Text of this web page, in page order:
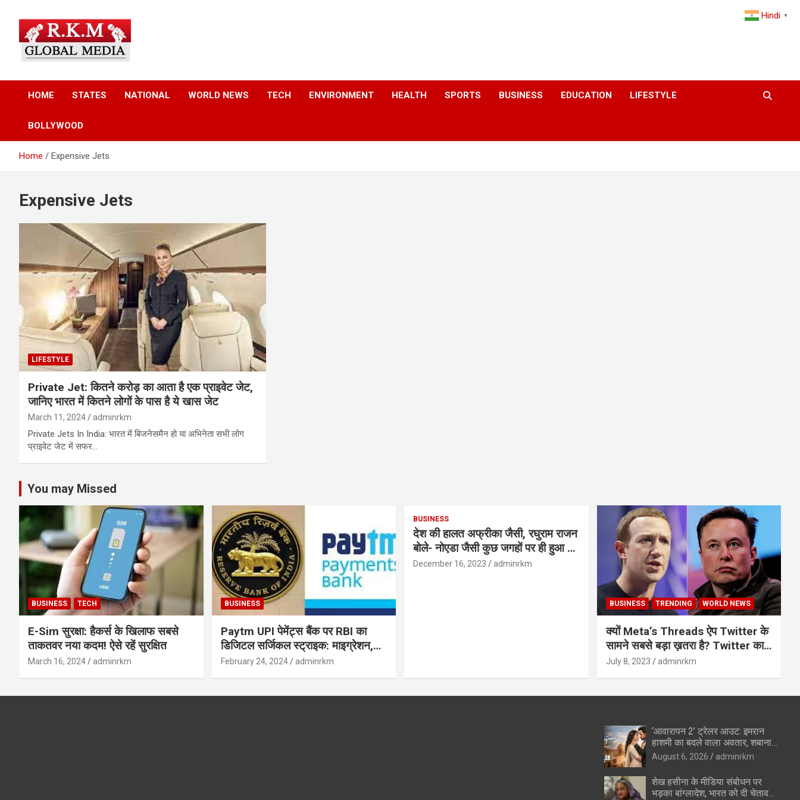
content
Latest Hindi News &
Global Media
and the World
HOME
STATES NATIONAL WORLD NEWS TECH ENVIRONMENT HEALTH SPORTS BUSINESS EDUCATION LIFESTYLE
BOLLYWOOD
Home Expensive Jets
Expensive Jets
LIFESTYLE
Private Jet: कितने करोड़ का आता है एक प्राइवेट जेट,
जानिए भारत में कितने लोगों के पास है ये खास जेट
March 11, 2024 adminrkm
Private Jets In India: भारत में बिजनेसमैन हो या अभिनेता सभी लोग
प्राइवेट जेट में सफर…
You may Missed
BUSINESS TECH
E-Sim सुरक्षा: हैकर्स के खिलाफ सबसे
ताकतवर नया कदम! ऐसे रहें सुरक्षित
March 16, 2024 adminrkm
BUSINESS
Paytm UPI पेमेंट्स बैंक पर RBI का
डिजिटल सर्जिकल स्ट्राइक: माइग्रेशन,
सुरक्षा और उपयोगकर्ताओं के लिए सलाह!
February 24, 2024 adminrkm
BUSINESS
देश की हालत अफ्रीका जैसी, रघुराम राजन
बोले- नोएडा जैसी कुछ जगहों पर ही हुआ है
विकास : रघुराम राजन
December 16, 2023 adminrkm
BUSINESS TRENDING WORLD NEWS
क्यों Meta’s Threads ऐप Twitter के
सामने सबसे बड़ा ख़तरा है? Twitter का
अंत?
July 8, 2023 adminrkm
‘आवारापन 2’ ट्रेलर आउट: इमरान
हाशमी का बदले वाला अवतार, शबाना
आजमी के विलेन रोल ने उड़ाए होश
August 6, 2026 adminrkm
शेख हसीना के मीडिया संबोधन पर
भड़का बांग्लादेश, भारत को दी चेतावनी
Hindi ▼